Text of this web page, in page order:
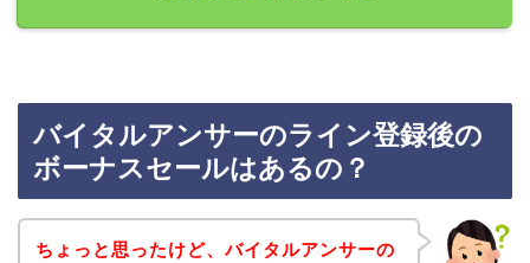
バイタルアンサーのライン登録後の
ボーナスセールはあるの？
ちょっと思ったけど、バイタルアンサーの